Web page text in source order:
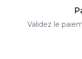
Validez le